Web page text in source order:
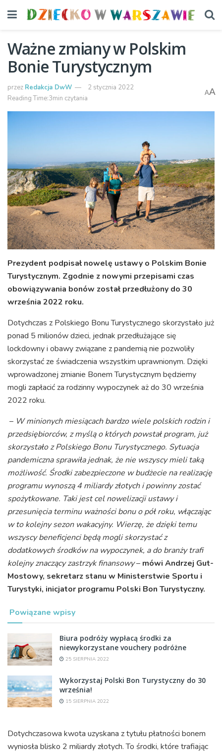
Ważne zmiany w Polskim
Bonie Turystycznym
przez Redakcja DwW
2 stycznia 2022
Reading Time:3min czytania
AA
Prezydent podpisał nowelę ustawy o Polskim Bonie
Turystycznym. Zgodnie z nowymi przepisami czas
obowiązywania bonów został przedłużony do 30
września 2022 roku.
Dotychczas z Polskiego Bonu Turystycznego skorzystało już
ponad 5 milionów dzieci, jednak przedłużające się
lockdowny i obawy związane z pandemią nie pozwoliły
skorzystać ze świadczenia wszystkim uprawnionym. Dzięki
wprowadzonej zmianie Bonem Turystycznym będziemy
mogli zapłacić za rodzinny wypoczynek aż do 30 września
2022 roku.
– W minionych miesiącach bardzo wiele polskich rodzin i
przedsiębiorców, z myślą o których powstał program, już
skorzystało z Polskiego Bonu Turystycznego. Sytuacja
pandemiczna sprawiła jednak, że nie wszyscy mieli taką
możliwość. Środki zabezpieczone w budżecie na realizację
programu wynoszą 4 miliardy złotych i powinny zostać
spożytkowane. Taki jest cel nowelizacji ustawy i
przesunięcia terminu ważności bonu o pół roku, włączając
w to kolejny sezon wakacyjny. Wierzę, że dzięki temu
wszyscy beneficjenci będą mogli skorzystać z
dodatkowych środków na wypoczynek, a do branży trafi
kolejny znaczący zastrzyk finansowy– mówi Andrzej Gut-
Mostowy, sekretarz stanu w Ministerstwie Sportu i
Turystyki, inicjator programu Polski Bon Turystyczny.
Powiązane wpisy
Biura podróży wypłacą środki za
niewykorzystane vouchery podróżne
25 SIERPNIA 2022
Wykorzystaj Polski Bon Turystyczny do 30
września!
15 SIERPNIA 2022
Dotychczasowa kwota uzyskana z tytułu płatności bonem
wyniosła blisko 2 miliardy złotych. To środki, które trafiając